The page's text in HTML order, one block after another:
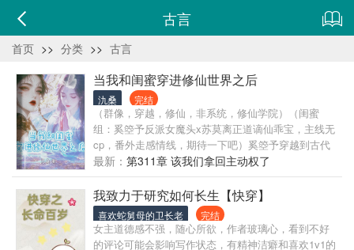
古言
首页 >> 分类 >> 古言
当我和闺蜜穿进修仙世界之后
氿桑 完结
（群像，穿越，修仙，非系统，修仙学院）（闺蜜
组：奚箜予反派女魔头x苏莫离正道谪仙乖宝，主线无
cp，番外走感情线，期待一下吧）奚箜予穿越到古代
成了烧火做饭的丫鬟翠莲，没想到白家三小姐身边的
小丫鬟，苏栗子，竟然患难送真情，还跟她在现代认
识的姐妹有很多相同之处。 苏莫离，苦逼的熬过了忙
成狗的大一，终于放假在家，原以为可以在家好好休
息，一觉睡醒，成了古代世家的小丫鬟，苏栗子。 该
死的宅斗文，摧残花季少女。 结果-- 谁能告诉她们，
最新： 第311章 该我们拿回主动权了
我致力于研究如何长生【快穿】
喜欢蛇舅母的卫长老 完结
女主道德感不强，随心所欲，作者玻璃心，看到不好
的评论可能会影响写作状态，有精神洁癖和喜欢1v1的